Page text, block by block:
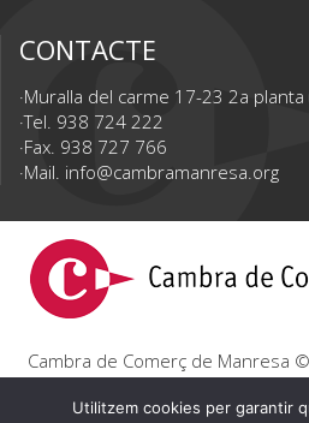
CONTACTE
Muralla del carme 17-23 2a planta
Tel. 938 724 222
Fax. 938 727 766
Mail. info@cambramanresa.org
Cambra de Comerç de Manresa
Avís Legal Política de privacitat
Utilitzem cookies per garantir